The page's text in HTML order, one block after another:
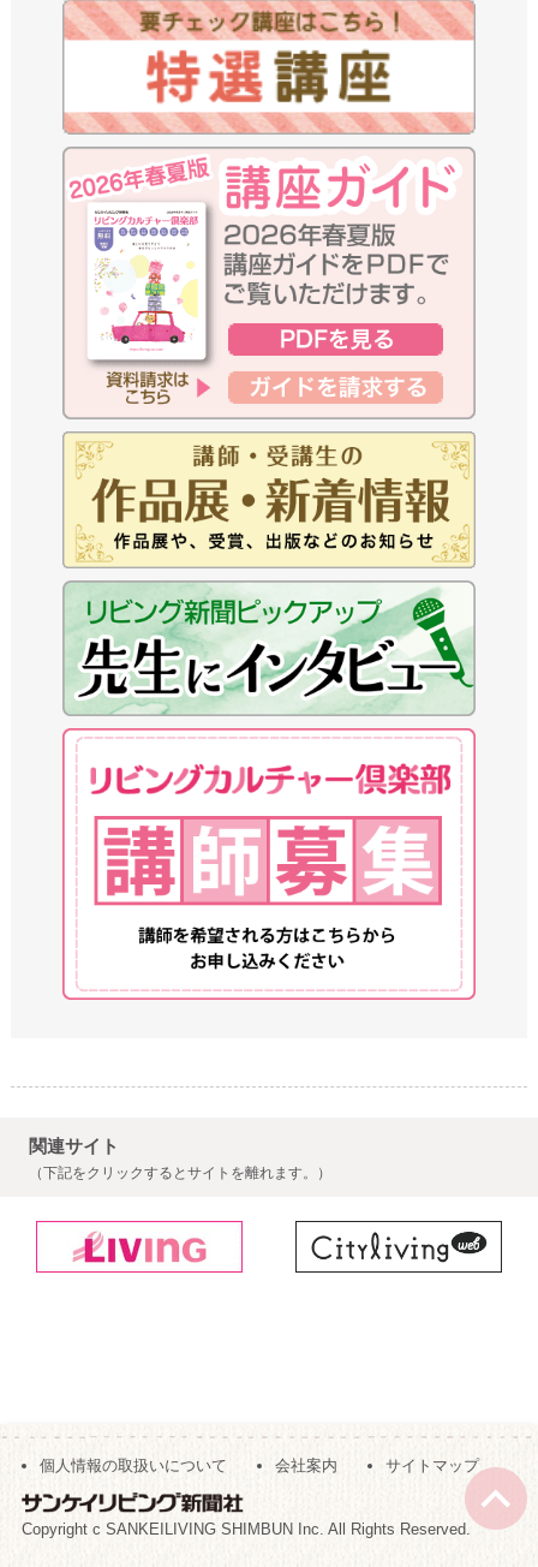
関連サイト
（下記をクリックするとサイトを離れます。）
個人情報の取扱いについて 会社案内 サイトマップ
Copyright c SANKEILIVING SHIMBUN Inc. All Rights Reserved.